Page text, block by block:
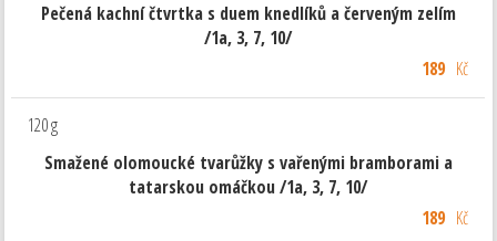
Pečená kachní čtvrtka s duem knedlíků a červeným zelím
/1a, 3, 7, 10/
189Kč
120 g
Smažené olomoucké tvarůžky s vařenými bramborami a
tatarskou omáčkou /1a, 3, 7, 10/
189Kč